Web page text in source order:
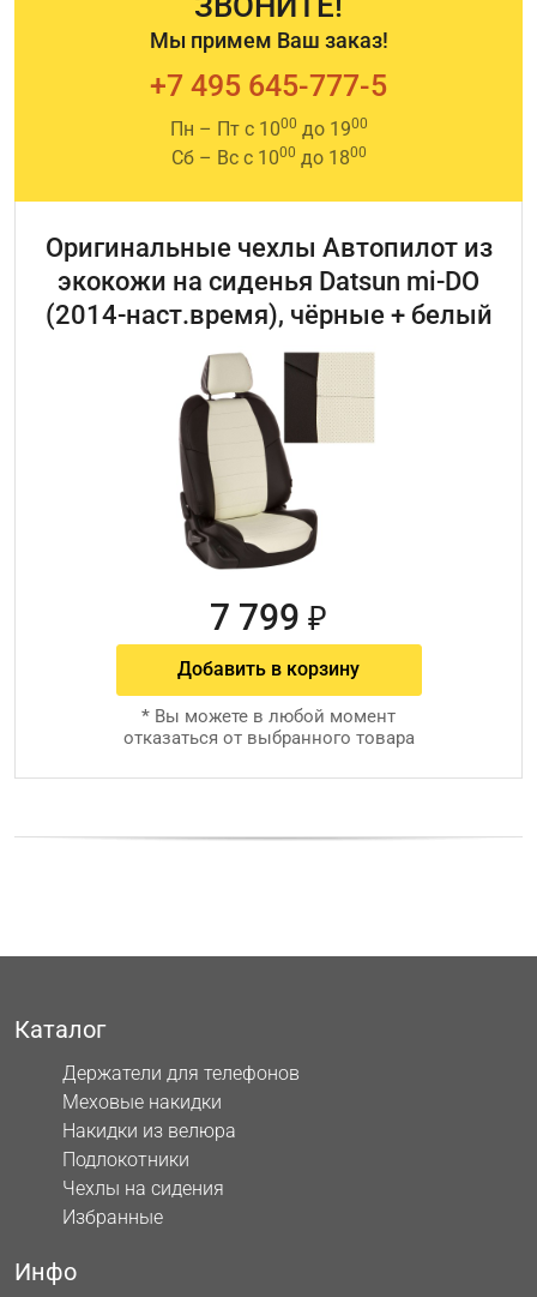
Мы примем Ваш заказ!
+7 495 645-777-5
Пн – Пт с 1000 до 1900
Сб – Вс с 1000 до 1800
Оригинальные чехлы Автопилот из
экокожи на сиденья Datsun mi-DO
(2014-наст.время), чёрные + белый
7 799 ₽
Добавить в корзину
* Вы можете в любой момент
отказаться от выбранного товара
Каталог
Держатели для телефонов
Меховые накидки
Накидки из велюра
Подлокотники
Чехлы на сидения
Избранные
Инфо